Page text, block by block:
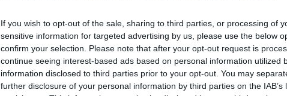
If you wish to opt-out of the sale, sharing to third parties, or processing of
sensitive information for targeted advertising by us, please use the below
confirm your selection. Please note that after your opt-out request is
continue seeing interest-based ads based on personal information utilized
information disclosed to third parties prior to your opt-out. You may
further disclosure of your personal information by third parties on the IAB’s